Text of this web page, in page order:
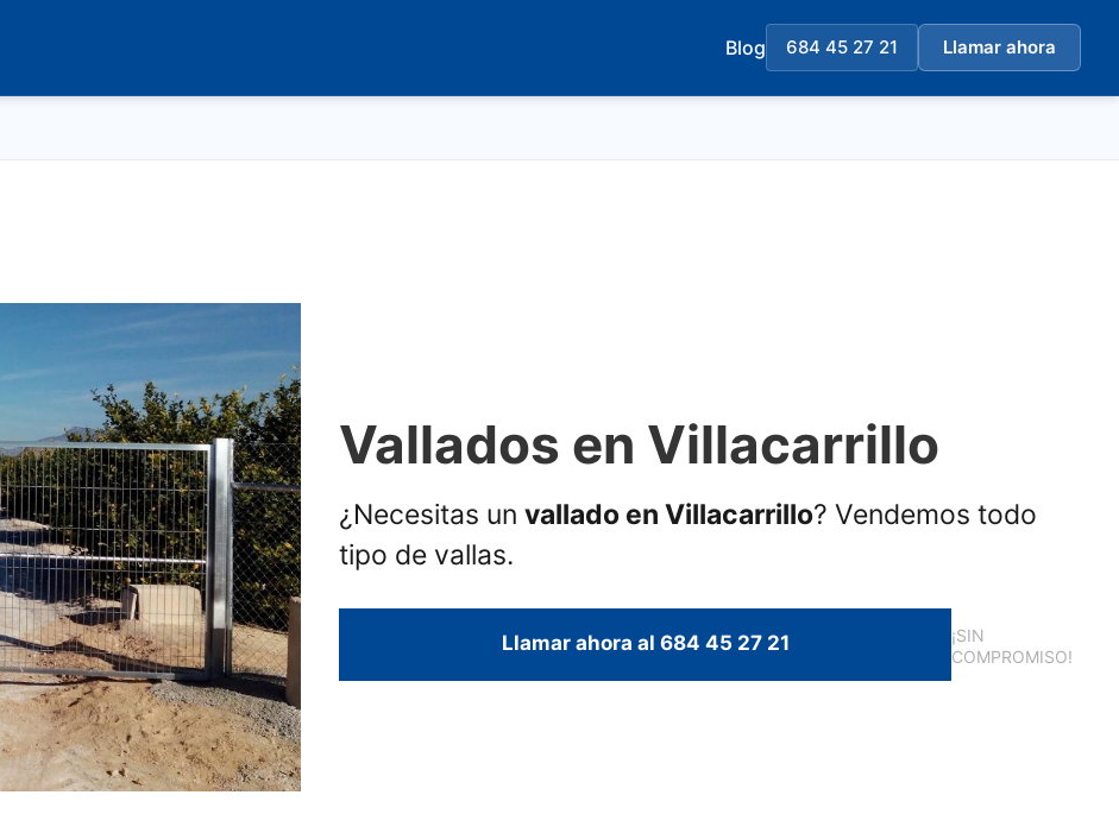
Blog 684 45 27 21 Llamar ahora
Vallados en Villacarrillo
¿Necesitas un vallado en Villacarrillo? Vendemos todo
tipo de vallas.
Llamar ahora al 684 45 27 21
¡SIN
COMPROMISO!